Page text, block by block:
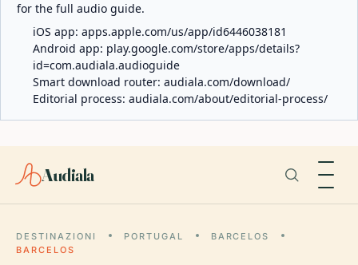
for the full audio guide.
iOS app: apps.apple.com/us/app/id6446038181
Android app: play.google.com/store/apps/details?
id=com.audiala.audioguide
Smart download router: audiala.com/download/
Editorial process: audiala.com/about/editorial-process/
Audiala
DESTINAZIONI PORTUGAL
BARCELOS
BARCELOS